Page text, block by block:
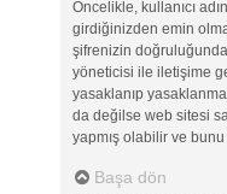
Öncelikle, kullanıcı
girdiğinizden emin
şifrenizin
yöneticisi ile iletişime
yasaklanıp
da değilse web sitesi
yapmış olabilir ve
Başa dön